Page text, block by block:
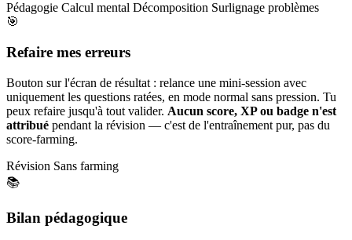
Pédagogie Calcul mental Décomposition Surlignage problèmes
🎯
Refaire mes erreurs
Bouton sur l'écran de résultat : relance une mini-session avec
uniquement les questions ratées, en mode normal sans pression. Tu
peux refaire jusqu'à tout valider. Aucun score, XP ou badge n'est
attribué pendant la révision — c'est de l'entraînement pur, pas du
score-farming.
Révision Sans farming
📚
Bilan pédagogique